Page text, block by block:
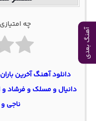
آهنگ بعدی
چه
دانلود آهنگ آخرین
دانیال و مسلک و فرشاد و
ناجی